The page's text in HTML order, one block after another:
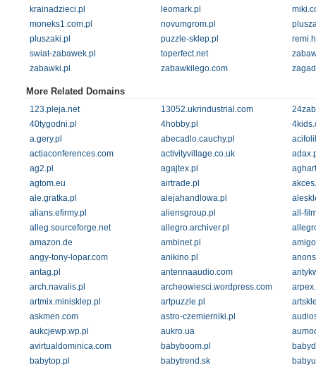
krainadzieci.pl
leomark.pl
moneks1.com.pl
novumgrom.pl
pluszaki.pl
puzzle-sklep.pl
swiat-zabawek.pl
toperfect.net
zabawki.pl
zabawkilego.com
More Related Domains
123.pleja.net 13052.ukrindustrial.com
40tygodni.pl
4hobby.pl
a.gery.pl
abecadlo.cauchy.pl
actiaconferences.com
activityvillage.co.uk
ag2.pl
agajtex.pl
agtom.eu
airtrade.pl
ale.gratka.pl
alejahandlowa.pl
alians.efirmy.pl
aliensgroup.pl
all-
alleg.sourceforge.net
allegro.archiver.pl
amazon.de
ambinet.pl
angy-tony-lopar.com
anikino.pl
antag.pl
antennaaudio.com
arch.navalis.pl
archeowiesci.wordpress.com
artmix.minisklep.pl
artpuzzle.pl
askmen.com
astro-czemierniki.pl
aukcjewp.wp.pl
aukro.ua
avirtualdominica.com
babyboom.pl
babytop.pl
babytrend.sk